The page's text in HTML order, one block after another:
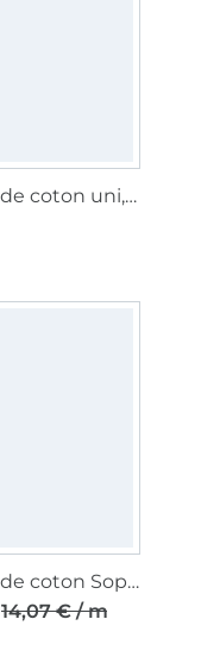
Tissu jersey de coton uni, blanc
Tissu jersey de coton Sopo, bleu royal
14,07 € / m